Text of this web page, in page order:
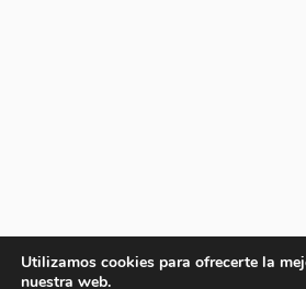
Utilizamos cookies para ofrecerte la
nuestra web.